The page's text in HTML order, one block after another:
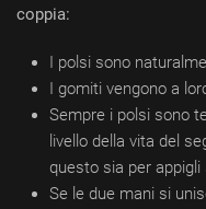
coppia:
I polsi sono
I gomiti vengono a
Sempre i polsi sono
livello della vita del
questo sia per appigli
Se le due mani si